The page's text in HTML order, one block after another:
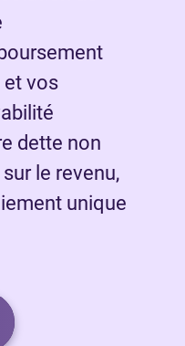
et vos
dette non
le revenu,
unique